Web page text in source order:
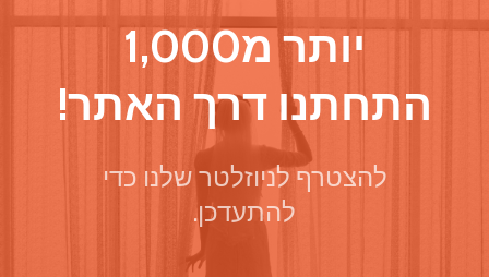
יותר מ1,000
התחתנו דרך האתר!
להצטרף לניוזלטר שלנו כדי
להתעדכן.